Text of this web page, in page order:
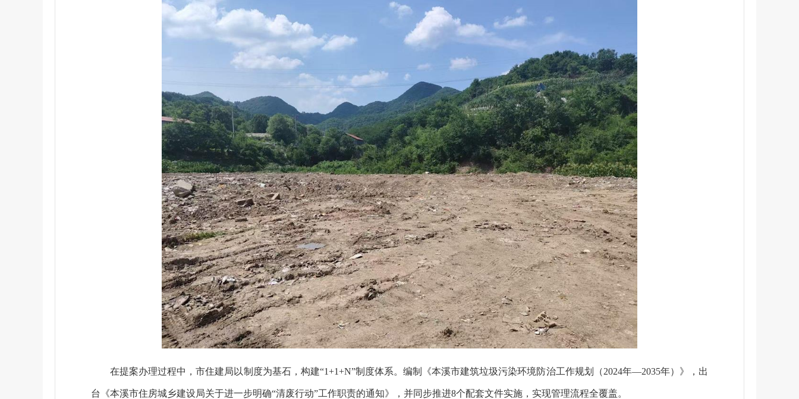
在提案办理过程中，市住建局以制度为基石，构建“1+1+N”制度体系。编制《本溪市建筑垃圾污染环境防治工作规划（2024年—2035年）》，出
台《本溪市住房城乡建设局关于进一步明确“清废行动”工作职责的通知》，并同步推进8个配套文件实施，实现管理流程全覆盖。